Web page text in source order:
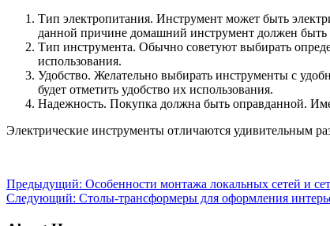
Тип электропитания. Инструмент может быть
данной причине домашний инструмент должен быть
Тип инструмента. Обычно советуют выбирать
использования.
Удобство. Желательно выбирать инструменты с
будет отметить удобство их использования.
Надежность. Покупка должна быть оправданной.
Электрические инструменты отличаются удивительным
Предыдущий: Особенности монтажа локальных сетей и
Следующий: Столы-трансформеры для оформления